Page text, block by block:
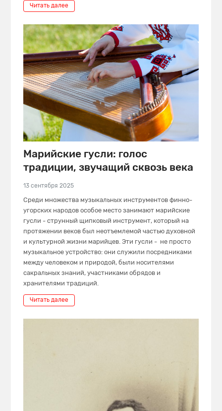
Читать далее
Марийские гусли: голос
традиции, звучащий сквозь века
13 сентября 2025
Среди множества музыкальных инструментов финно-
угорских народов особое место занимают марийские
гусли - струнный щипковый инструмент, который на
протяжении веков был неотъемлемой частью духовной
и культурной жизни марийцев. Эти гусли - не просто
музыкальное устройство: они служили посредниками
между человеком и природой, были носителями
сакральных знаний, участниками обрядов и
хранителями традиций.
Читать далее